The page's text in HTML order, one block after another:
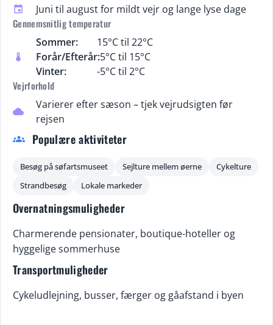
event
Juni til august for mildt vejr og lange lyse dage
Gennemsnitlig temperatur
thermostat
Sommer:
15°C til 22°C
Forår/Efterår:5°C til 15°C
Vinter:
-5°C til 2°C
Vejrforhold
cloud
Varierer efter sæson – tjek vejrudsigten før
rejsen
groups Populære aktiviteter
Besøg på søfartsmuseet Sejlture mellem øerne
Cykelture
Strandbesøg
Lokale markeder
Overnatningsmuligheder
Charmerende pensionater, boutique-hoteller og
hyggelige sommerhuse
Transportmuligheder
Cykeludlejning, busser, færger og gåafstand i byen